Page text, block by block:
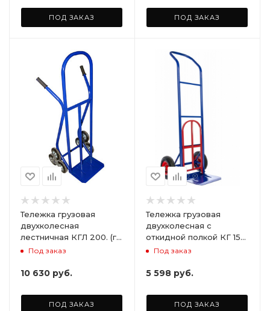
ПОД ЗАКАЗ ПОД ЗАКАЗ
Тележка грузовая
двухколесная
лестничная КГЛ 200. (г/
п 200 кг). Комплект
мм. (2шт)
Под заказ
10 630 руб.
ПОД ЗАКАЗ
Тележка грузовая
двухколесная с
откидной полкой КГ 150
П. (г/п 150 кг) Колеса
мм (2шт)
Под заказ
5 598 руб.
ПОД ЗАКАЗ